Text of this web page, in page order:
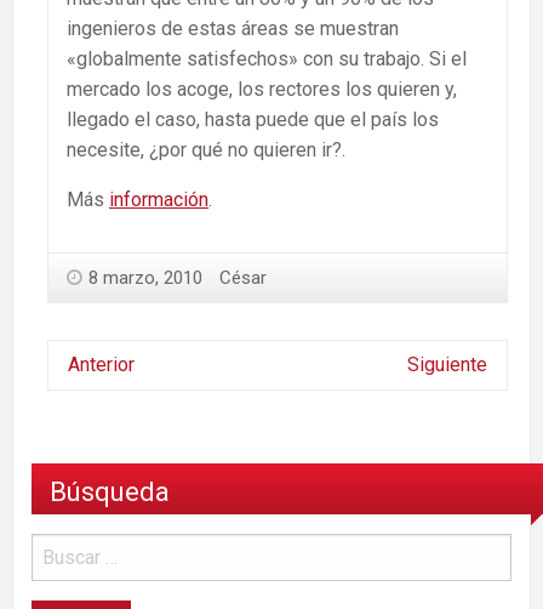
ingenieros de estas áreas se muestran
«globalmente satisfechos» con su trabajo. Si el
mercado los acoge, los rectores los quieren y,
llegado el caso, hasta puede que el país los
necesite, ¿por qué no quieren ir?.
Más información
8 marzo, 2010 César
Anterior Siguiente
Búsqueda